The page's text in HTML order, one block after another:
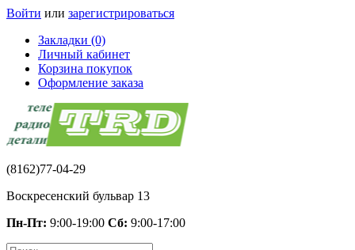
Войти или зарегистрироваться
Закладки (0)
Личный кабинет
Корзина покупок
Оформление заказа
(8162)77-04-29
Воскресенский бульвар 13
Пн-Пт: 9:00-19:00 Сб: 9:00-17:00